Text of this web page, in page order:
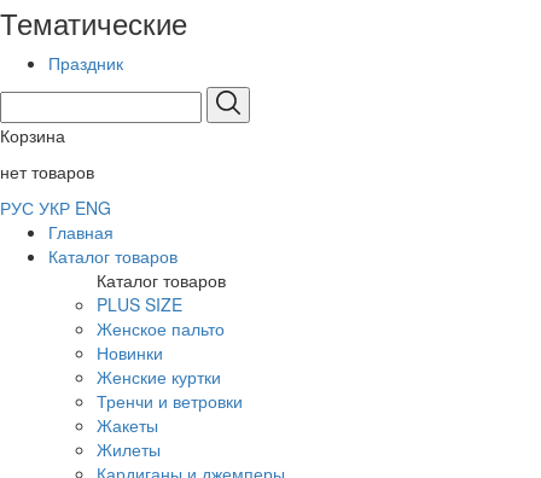
Тематические
Праздник
Корзина
нет товаров
РУС УКР ENG
Главная
Каталог товаров
Каталог товаров
PLUS SIZE
Женское пальто
Новинки
Женские куртки
Тренчи и ветровки
Жакеты
Жилеты
Кардиганы и джемперы